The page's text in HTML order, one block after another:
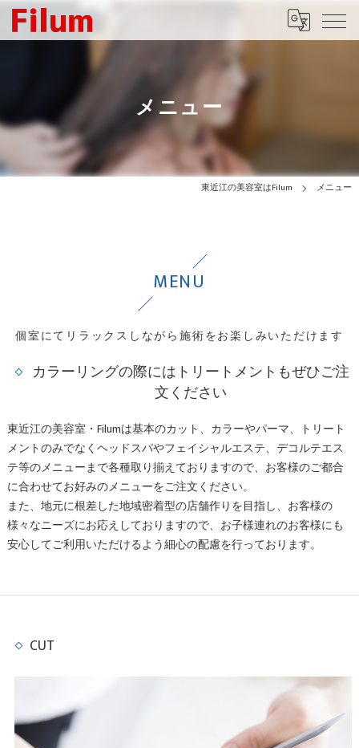
メニュー
東近江の美容室はFilum メニュー
個室にてリラックスしながら施術をお楽しみいただけます
MENU
カラーリングの際にはトリートメントもぜひご注
文ください
東近江の美容室・Filumは基本のカット、カラーやパーマ、トリート
メントのみでなくヘッドスパやフェイシャルエステ、デコルテエス
テ等のメニューまで各種取り揃えておりますので、お客様のご都合
に合わせてお好みのメニューをご注文ください。
また、地元に根差した地域密着型の店舗作りを目指し、お客様の
様々なニーズにお応えしておりますので、お子様連れのお客様にも
安心してご利用いただけるよう細心の配慮を行っております。
CUT